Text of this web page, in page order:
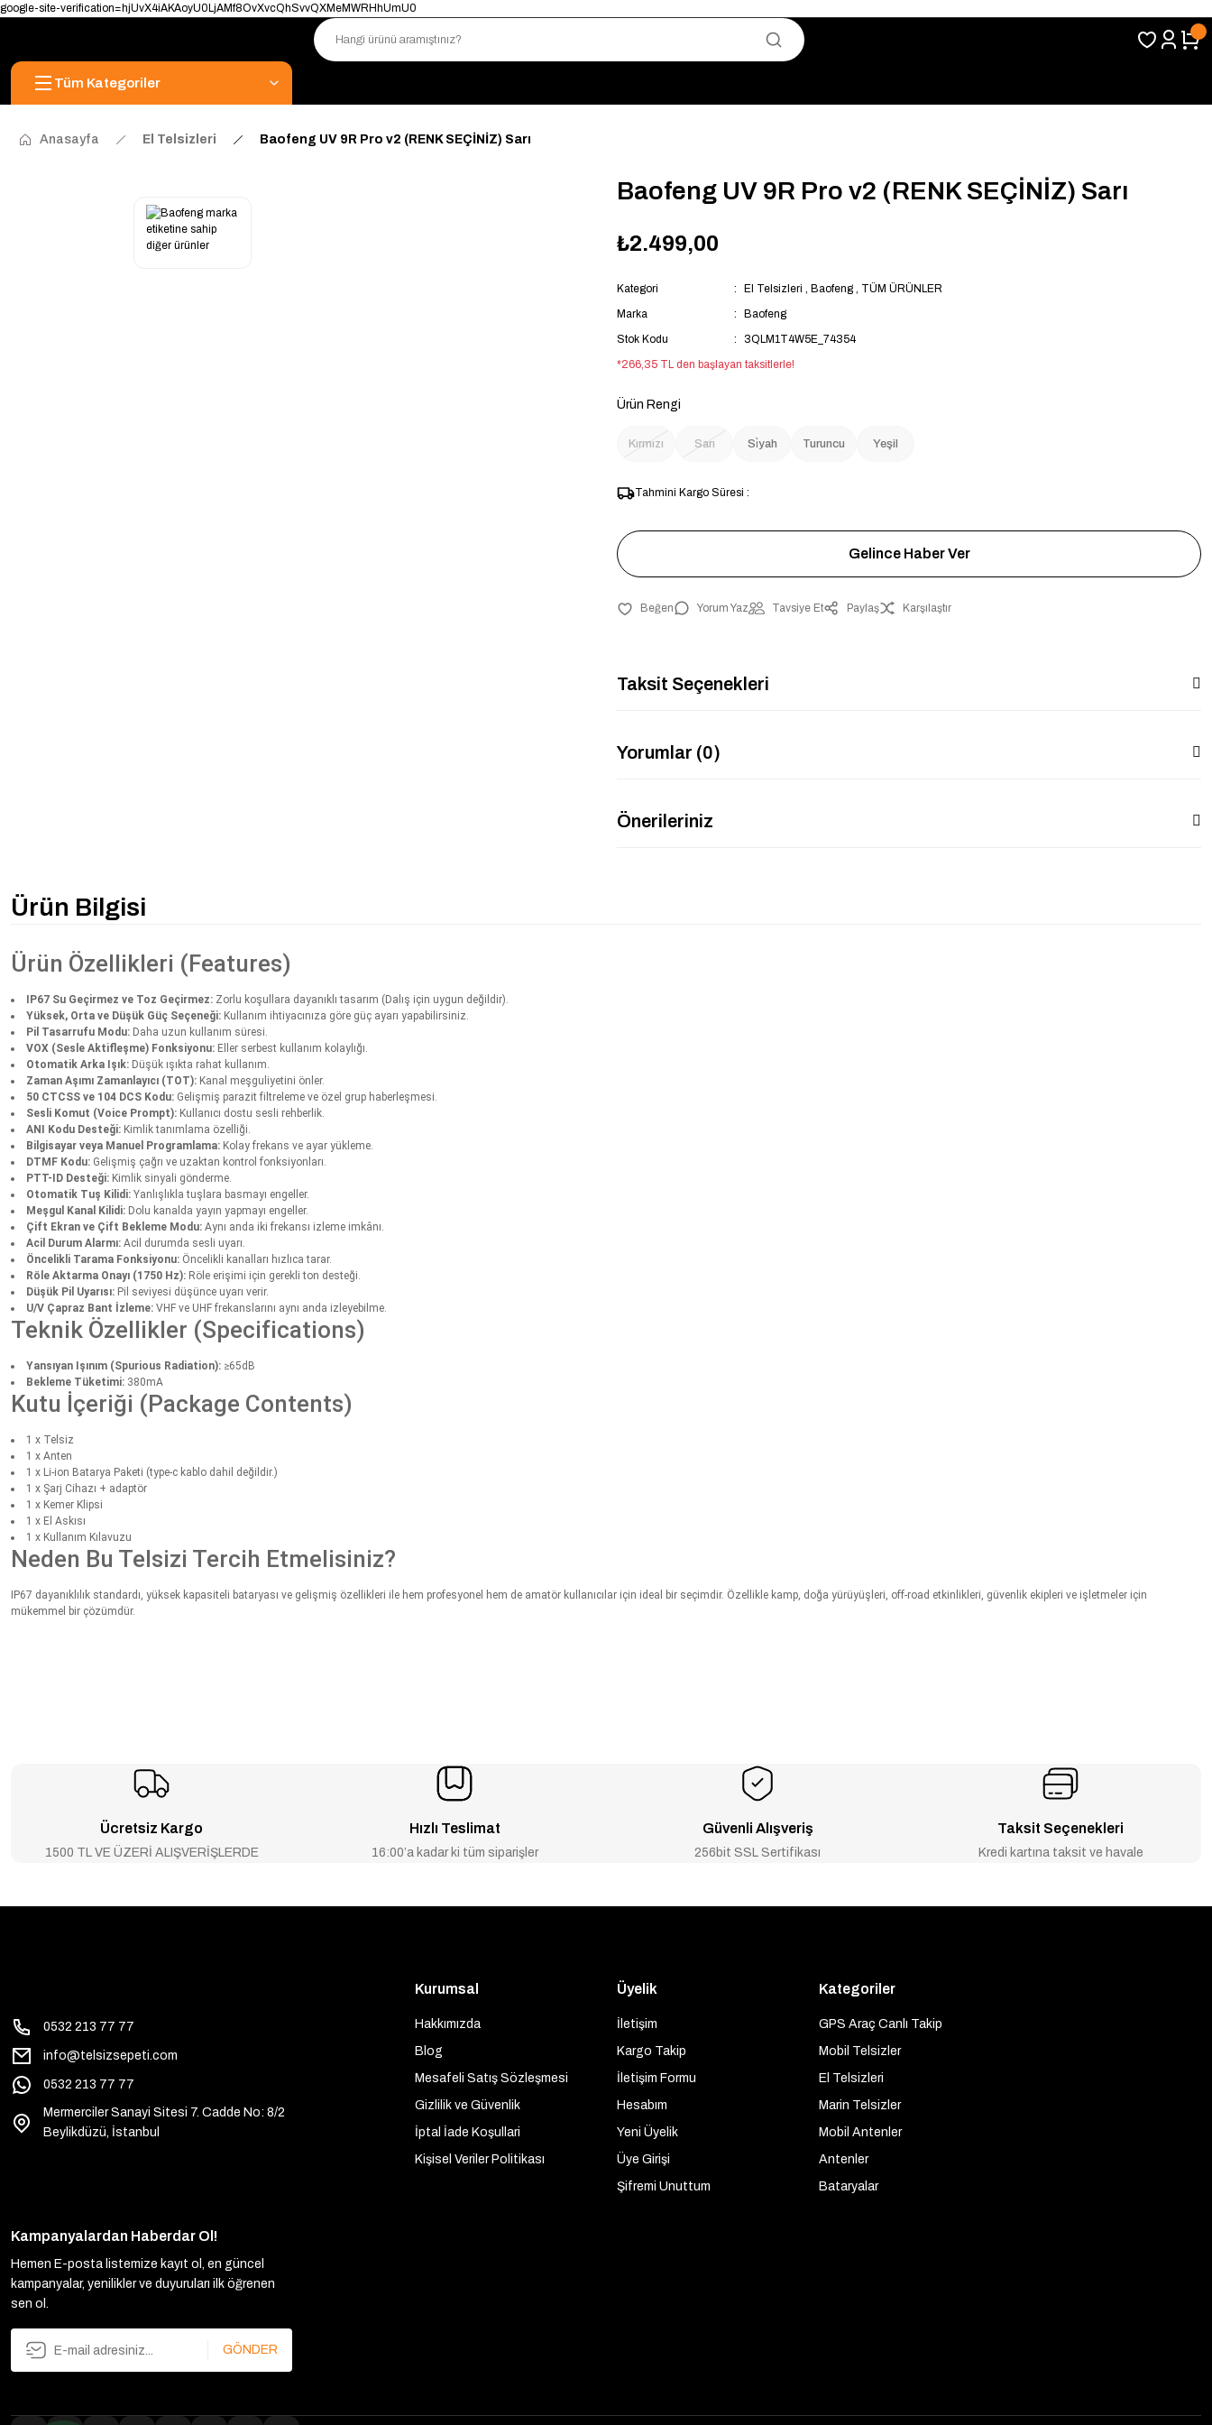
google-site-verification=hjUvX4iAKAoyU0LjAMf8OvXvcQhSvvQXMeMWRHhUmU0
Uygun Fiyat · Hızlı Teslimat
Tüm Kategoriler
Anasayfa El Telsizleri Baofeng UV 9R Pro v2 (RENK SEÇİNİZ) Sarı
Baofeng UV 9R Pro v2 (RENK SEÇİNİZ) Sarı
₺2.499,00
Kategori El Telsizleri , Baofeng , TÜM ÜRÜNLER
Marka
Baofeng
Stok Kodu
3QLM1T4W5E_74354
*266,35 TL den başlayan taksitlerle!
Ürün Rengi
Kırmızı Sarı Si̇yah Turuncu Yeşil
Tahmini Kargo Süresi :
Gelince Haber Ver
Yorum Yaz Tavsiye Et Paylaş Karşılaştır
Taksit Seçenekleri
Yorumlar (0)
Önerileriniz
Ürün Bilgisi
Ürün Özellikleri (Features)
IP67 Su Geçirmez ve Toz Geçirmez: Zorlu koşullara dayanıklı tasarım (Dalış için uygun değildir).
Yüksek, Orta ve Düşük Güç Seçeneği: Kullanım ihtiyacınıza göre güç ayarı yapabilirsiniz.
Pil Tasarrufu Modu: Daha uzun kullanım süresi.
VOX (Sesle Aktifleşme) Fonksiyonu: Eller serbest kullanım kolaylığı.
Otomatik Arka Işık: Düşük ışıkta rahat kullanım.
Zaman Aşımı Zamanlayıcı (TOT): Kanal meşguliyetini önler.
50 CTCSS ve 104 DCS Kodu: Gelişmiş parazit filtreleme ve özel grup haberleşmesi.
Sesli Komut (Voice Prompt): Kullanıcı dostu sesli rehberlik.
ANI Kodu Desteği: Kimlik tanımlama özelliği.
Bilgisayar veya Manuel Programlama: Kolay frekans ve ayar yükleme.
DTMF Kodu: Gelişmiş çağrı ve uzaktan kontrol fonksiyonları.
PTT-ID Desteği: Kimlik sinyali gönderme.
Otomatik Tuş Kilidi: Yanlışlıkla tuşlara basmayı engeller.
Meşgul Kanal Kilidi: Dolu kanalda yayın yapmayı engeller.
Çift Ekran ve Çift Bekleme Modu: Aynı anda iki frekansı izleme imkânı.
Acil Durum Alarmı: Acil durumda sesli uyarı.
Öncelikli Tarama Fonksiyonu: Öncelikli kanalları hızlıca tarar.
Röle Aktarma Onayı (1750 Hz): Röle erişimi için gerekli ton desteği.
Düşük Pil Uyarısı: Pil seviyesi düşünce uyarı verir.
U/V Çapraz Bant İzleme: VHF ve UHF frekanslarını aynı anda izleyebilme.
Teknik Özellikler (Specifications)
Yansıyan Işınım (Spurious Radiation): ≥65dB
Bekleme Tüketimi: 380mA
Kutu İçeriği (Package Contents)
1 x Telsiz
1 x Anten
1 x Li-ion Batarya Paketi (type-c kablo dahil değildir.)
1 x Şarj Cihazı + adaptör
1 x Kemer Klipsi
1 x El Askısı
1 x Kullanım Kılavuzu
Neden Bu Telsizi Tercih Etmelisiniz?
IP67 dayanıklılık standardı, yüksek kapasiteli bataryası ve gelişmiş özellikleri ile hem profesyonel hem de amatör kullanıcılar için ideal bir seçimdir. Özellikle kamp, doğa yürüyüşleri, off-road etkinlikleri, güvenlik ekipleri ve işletmeler için
mükemmel bir çözümdür.
Ücretsiz Kargo
1500 TL VE ÜZERİ ALIŞVERİŞLERDE
Hızlı Teslimat
16:00’a kadar ki tüm siparişler
Güvenli Alışveriş
256bit SSL Sertifikası
Taksit Seçenekleri
Kredi kartına taksit ve havale
0532 213 77 77
info@telsizsepeti.com
0532 213 77 77
Mermerciler Sanayi Sitesi 7. Cadde No: 8/2
Beylikdüzü, İstanbul
Kurumsal
Hakkımızda
Blog
Mesafeli Satış Sözleşmesi
Gizlilik ve Güvenlik
İptal İade Koşullari
Kişisel Veriler Politikası
Üyelik
İletişim
Kargo Takip
İletişim Formu
Hesabım
Yeni Üyelik
Üye Girişi
Şifremi Unuttum
Kategoriler
GPS Araç Canlı Takip
Mobil Telsizler
El Telsizleri
Marin Telsizler
Mobil Antenler
Antenler
Bataryalar
Kampanyalardan Haberdar Ol!
Hemen E-posta listemize kayıt ol, en güncel
kampanyalar, yenilikler ve duyuruları ilk öğrenen
sen ol.
GÖNDER